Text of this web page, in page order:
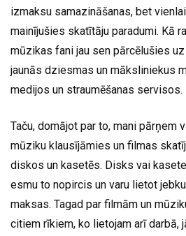
izmaksu samazināšanas, bet
mainījušies skatītāju paradumi. Kā
mūzikas fani jau sen pārcēlušies
jaunās dziesmas un māksliniekus
medijos un straumēšanas servisos.
Taču, domājot par to, mani pārņem
mūziku klausījāmies un filmas
diskos un kasetēs. Disks vai
esmu to nopircis un varu lietot
maksas. Tagad par filmām un
citiem rīkiem, ko lietojam arī darbā,